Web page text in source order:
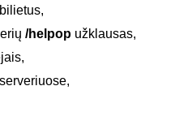
/helpop užklausas,